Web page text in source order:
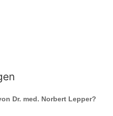
Dr. med. Norbert Lepper?